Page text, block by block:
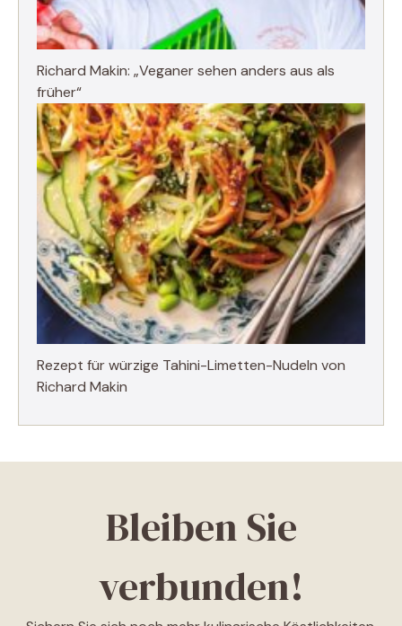
Richard Makin: „Veganer sehen anders aus als
früher“
Rezept für würzige Tahini-Limetten-Nudeln von
Richard Makin
Bleiben Sie
verbunden!